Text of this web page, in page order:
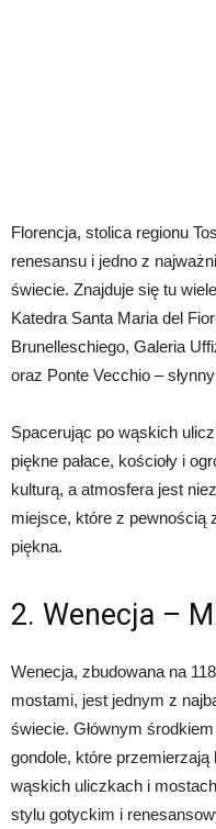
Florencja, stolica regionu
renesansu i jedno z
świecie. Znajduje się tu
Katedra Santa Maria del
Brunelleschiego, Galeria
oraz Ponte Vecchio –
Spacerując po wąskich
piękne pałace, kościoły i
kulturą, a atmosfera jest
miejsce, które z pewnością
piękna.
2. Wenecja –
Wenecja, zbudowana na
mostami, jest jednym z
świecie. Głównym
gondole, które przemierzają
wąskich uliczkach i
stylu gotyckim i